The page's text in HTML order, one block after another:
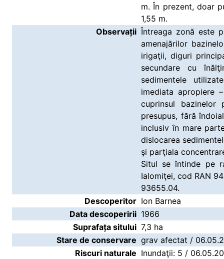
m. În prezent, doar
1,55 m.
Observații Întreaga zonă este
amenajărilor
irigaţii, diguri
secundare cu
sedimentele
imediata apropiere
cuprinsul bazinelor
presupus, fără
inclusiv în mare
dislocarea
şi parţiala
Situl se întinde pe
Ialomiţei, cod RAN
93655.04.
Descoperitor Ion Barnea
Data descoperirii 1966
Suprafața sitului 7,3 ha
Stare de conservare grav afectat /
Riscuri naturale Inundaţii: 5 /